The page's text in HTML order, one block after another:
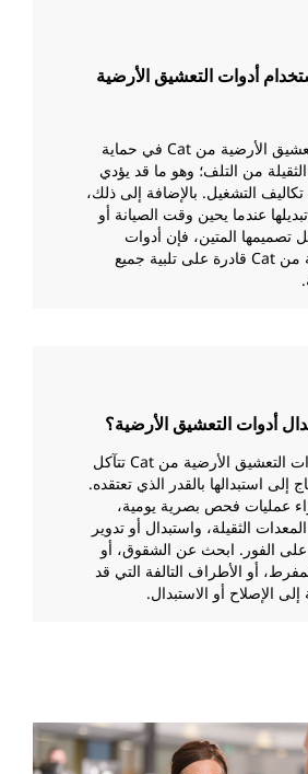
أدوات التعشيق الأرضية
تساعد أدوات التعشيق الأرضية من Cat في حماية
الثقيلة من التلف؛ وهو ما قد يؤدي
التشغيل. بالإضافة إلى ذلك،
عندما يحين وقت الصيانة أو
تصميمها المتين، فإن أدوات
التعشيق الأرضية من Cat قادرة على تلبية جميع
أدوات التعشيق الأرضية؟
نظرًا إلى أن أدوات التعشيق الأرضية من Cat تتآكل
إلى استبدالها بالقدر الذي تعتقده.
عمليات فحص بصرية يومية،
الثقيلة، واستبدال أو تدوير
على الفور. ابحث عن الشقوق، أو
أو الأطراف التالفة التي قد
الإصلاح أو الاستبدال.